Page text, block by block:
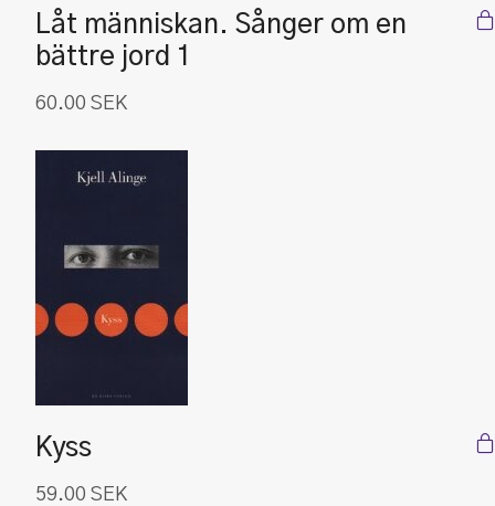
Låt människan. Sånger om en
bättre jord 1
60.00 SEK
Kyss
59.00 SEK